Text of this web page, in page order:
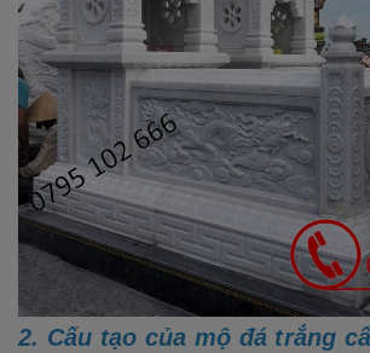
2. Cấu tạo của mộ đá trắng